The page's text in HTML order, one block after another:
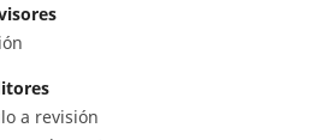
a revisión